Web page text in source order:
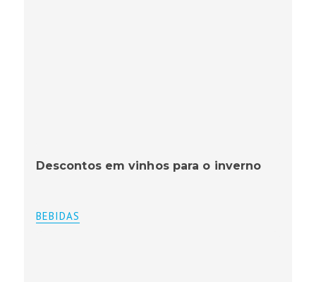
Descontos em vinhos para o inverno
BEBIDAS